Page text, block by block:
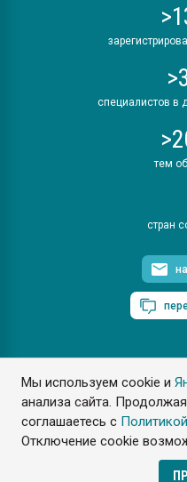
Мы используем cookie и
анализа сайта.
соглашаетесь с
Отключение cookie
специалистов в
тем
стран
ПластЭксперт ©
Разрешается копирование
ссылкой на